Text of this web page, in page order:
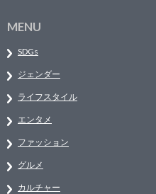
MENU
SDGs
ジェンダー
ライフスタイル
エンタメ
ファッション
グルメ
カルチャー